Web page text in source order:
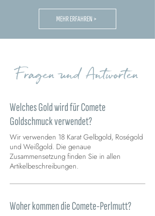
MEHR ERFAHREN >
Fragen und Antworten
Welches Gold wird für Comete
Goldschmuck verwendet?
Wir verwenden 18 Karat Gelbgold, Roségold
und Weißgold. Die genaue
Zusammensetzung finden Sie in allen
Artikelbeschreibungen.
Woher kommen die Comete-Perlmutt?